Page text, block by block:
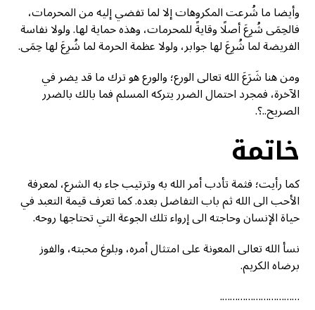
وأيضا ما شُرعت المكروهات إلا لما تفضي إليه من المحرمات،
فالحِمَى شُرِعَ أصلًا وقايةً للمحرمات، وهذه حماية لها. ولولا نفاسة
الفريضة لما شُرِعَ لها جوابر، ولولا عظمة الحرمة لما شُرِعَ لها حِمَى.
ومن هنا شَرَعَ الله تعالى الورع؛ والورع هو ترك ما قد يضر في
الآخرة، فمجرد احتمال الضرر يتركه المسلم فما بالك بالضرر
الصريح..؟.
خاتمة
كما رأيت؛ فثمة تأدب أمر الله به وترتيب جاء به الشرع، لمعرفة
الأحب الى الله ثم باب التفاضل بعده. كما تعرف قيمة التعبد في
حياة الإنسان وحاجته الى إرواء تلك الجوعة التي تحتاجها روحه.
نسأ الله تعالى المعونة على امتثال أمره، وبلوغ محبته، والفوز
برضاه الكريم.
………………………….